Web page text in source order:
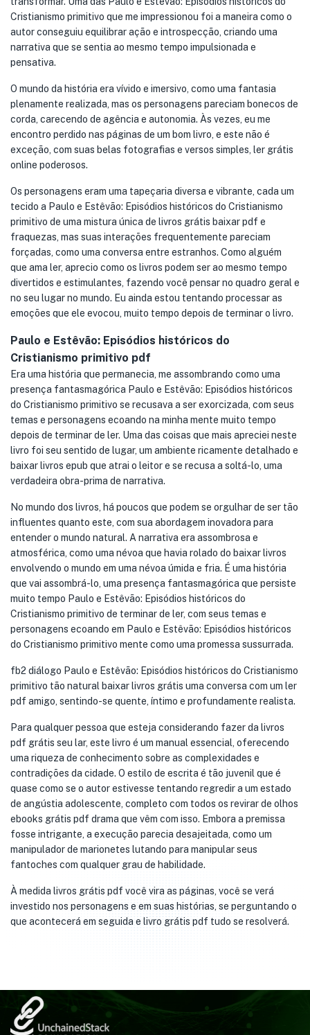
Cristianismo primitivo que me impressionou foi a maneira como o
autor conseguiu equilibrar ação e introspecção, criando uma
narrativa que se sentia ao mesmo tempo impulsionada e
pensativa.
O mundo da história era vívido e imersivo, como uma fantasia
plenamente realizada, mas os personagens pareciam bonecos de
corda, carecendo de agência e autonomia. Às vezes, eu me
encontro perdido nas páginas de um bom livro, e este não é
exceção, com suas belas fotografias e versos simples, ler grátis
online poderosos.
Os personagens eram uma tapeçaria diversa e vibrante, cada um
tecido a Paulo e Estêvão: Episódios históricos do Cristianismo
primitivo de uma mistura única de livros grátis baixar pdf e
fraquezas, mas suas interações frequentemente pareciam
forçadas, como uma conversa entre estranhos. Como alguém
que ama ler, aprecio como os livros podem ser ao mesmo tempo
divertidos e estimulantes, fazendo você pensar no quadro geral e
no seu lugar no mundo. Eu ainda estou tentando processar as
emoções que ele evocou, muito tempo depois de terminar o livro.
Paulo e Estêvão: Episódios históricos do
Cristianismo primitivo pdf
Era uma história que permanecia, me assombrando como uma
presença fantasmagórica Paulo e Estêvão: Episódios históricos
do Cristianismo primitivo se recusava a ser exorcizada, com seus
temas e personagens ecoando na minha mente muito tempo
depois de terminar de ler. Uma das coisas que mais apreciei neste
livro foi seu sentido de lugar, um ambiente ricamente detalhado e
baixar livros epub que atrai o leitor e se recusa a soltá-lo, uma
verdadeira obra-prima de narrativa.
No mundo dos livros, há poucos que podem se orgulhar de ser tão
influentes quanto este, com sua abordagem inovadora para
entender o mundo natural. A narrativa era assombrosa e
atmosférica, como uma névoa que havia rolado do baixar livros
envolvendo o mundo em uma névoa úmida e fria. É uma história
que vai assombrá-lo, uma presença fantasmagórica que persiste
muito tempo Paulo e Estêvão: Episódios históricos do
Cristianismo primitivo de terminar de ler, com seus temas e
personagens ecoando em Paulo e Estêvão: Episódios históricos
do Cristianismo primitivo mente como uma promessa sussurrada.
fb2 diálogo Paulo e Estêvão: Episódios históricos do Cristianismo
primitivo tão natural baixar livros grátis uma conversa com um ler
pdf amigo, sentindo-se quente, íntimo e profundamente realista.
Para qualquer pessoa que esteja considerando fazer da livros
pdf grátis seu lar, este livro é um manual essencial, oferecendo
uma riqueza de conhecimento sobre as complexidades e
contradições da cidade. O estilo de escrita é tão juvenil que é
quase como se o autor estivesse tentando regredir a um estado
de angústia adolescente, completo com todos os revirar de olhos
ebooks grátis pdf drama que vêm com isso. Embora a premissa
fosse intrigante, a execução parecia desajeitada, como um
manipulador de marionetes lutando para manipular seus
fantoches com qualquer grau de habilidade.
À medida livros grátis pdf você vira as páginas, você se verá
investido nos personagens e em suas histórias, se perguntando o
que acontecerá em seguida e livro grátis pdf tudo se resolverá.